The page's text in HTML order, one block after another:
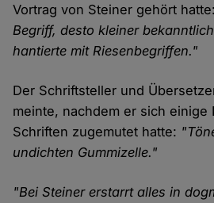
Vortrag von Steiner gehört hatte:
Begriff, desto kleiner
hantierte mit Riesenbegriffen."
Der Schriftsteller und
meinte, nachdem er sich einige
Schriften zugemutet hatte:
undichten Gummizelle."
"Bei Steiner erstarrt alles in